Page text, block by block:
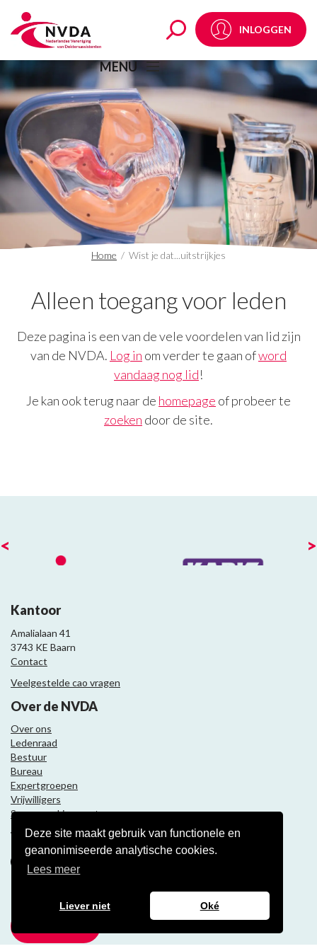
Deze site maakt gebruik van functionele en
geanonimiseerde analytische cookies.
Lees meer
Liever niet Oké
Wist je INLOGGEN
MENU
Home / Wist je dat...uitstrijkjes
Alleen toegang voor leden
Deze pagina is een van de vele voordelen van lid zijn
van de NVDA. Log in om verder te gaan ofword
vandaag nog lid!
Je kan ook terug naar de homepage of probeer te
zoeken door de site.
< >
Kantoor
Amalialaan 41
3743 KE Baarn
Contact
Veelgestelde cao vragen
Over de NVDA
Over ons
Ledenraad
Bestuur
Bureau
Expertgroepen
Vrijwilligers
Samenwerkingspartners
Volg ons